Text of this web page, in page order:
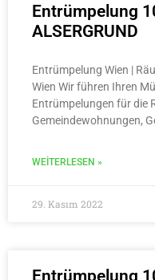
Entrümpelung
ALSERGRUND
Entrümpelung Wien |
Wien Wir führen Ihren
Entrümpelungen für die
Gemeindewohnungen,
WEITERLESEN »
29. Kasım 2022
Entrümpelung